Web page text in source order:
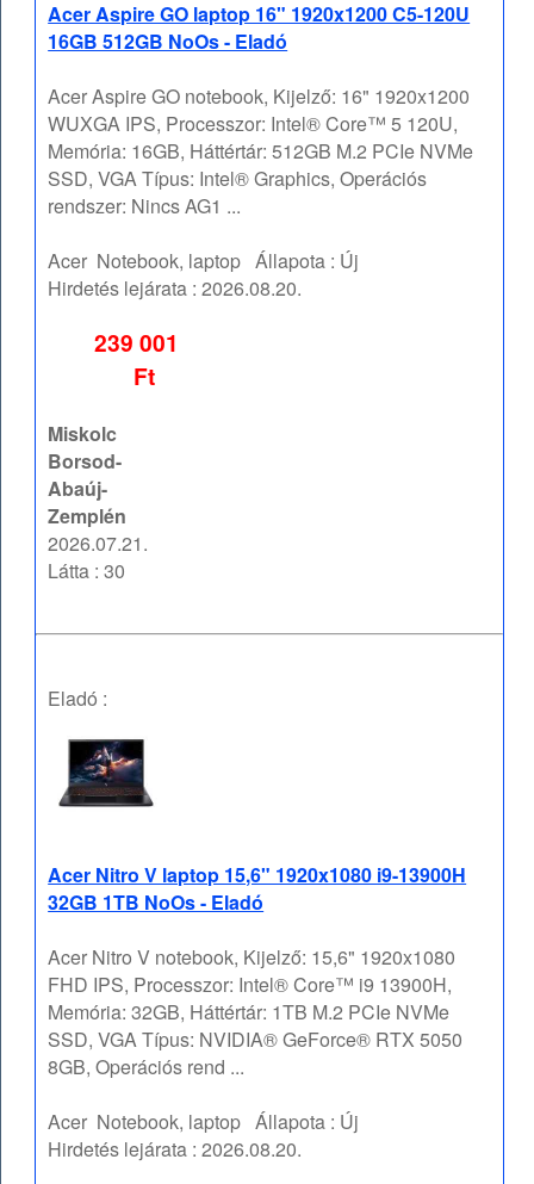
Acer Aspire GO laptop 16" 1920x1200 C5-120U
16GB 512GB NoOs - Eladó
Acer Aspire GO notebook, Kijelző: 16" 1920x1200
WUXGA IPS, Processzor: Intel® Core™ 5 120U,
Memória: 16GB, Háttértár: 512GB M.2 PCIe NVMe
SSD, VGA Típus: Intel® Graphics, Operációs
rendszer: Nincs AG1 ...
Acer Notebook, laptop Állapota : Új
Hirdetés lejárata :2026.08.20.
239 001
Ft
Miskolc
Borsod-
Abaúj-
Zemplén
2026.07.21.
Látta : 30
Eladó :
Acer Nitro V laptop 15,6" 1920x1080 i9-13900H
32GB 1TB NoOs - Eladó
Acer Nitro V notebook, Kijelző: 15,6" 1920x1080
FHD IPS, Processzor: Intel® Core™ i9 13900H,
Memória: 32GB, Háttértár: 1TB M.2 PCIe NVMe
SSD, VGA Típus: NVIDIA® GeForce® RTX 5050
8GB, Operációs rend ...
Acer Notebook, laptop Állapota : Új
Hirdetés lejárata :2026.08.20.